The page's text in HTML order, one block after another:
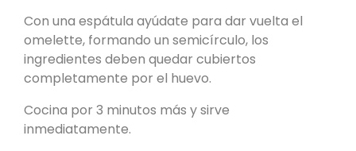
Con una espátula ayúdate para dar vuelta el
omelette, formando un semicírculo, los
ingredientes deben quedar cubiertos
completamente por el huevo.
Cocina por 3 minutos más y sirve
inmediatamente.